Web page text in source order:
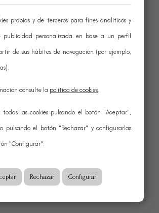
propias y de terceros para fines analíticos y
publicidad personalizada en base a un perfil
de sus hábitos de navegación (por ejemplo,
consulte la política de cookies.
todas las cookies pulsando el botón "Aceptar",
pulsando el botón "Rechazar" y configurarlas
"Configurar".
Rechazar Configurar